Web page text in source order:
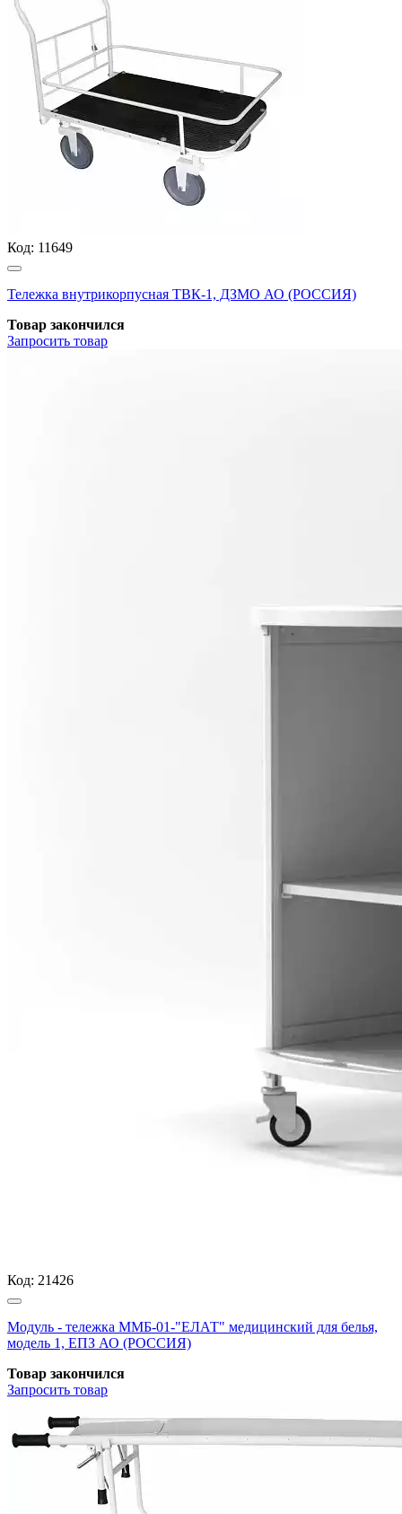
Код: 11649
Тележка внутрикорпусная ТВК-1, ДЗМО АО (РОССИЯ)
Товар закончился
Запросить товар
Код: 21426
Модуль - тележка ММБ-01-"ЕЛАТ" медицинский для белья,
модель 1, ЕПЗ АО (РОССИЯ)
Товар закончился
Запросить товар